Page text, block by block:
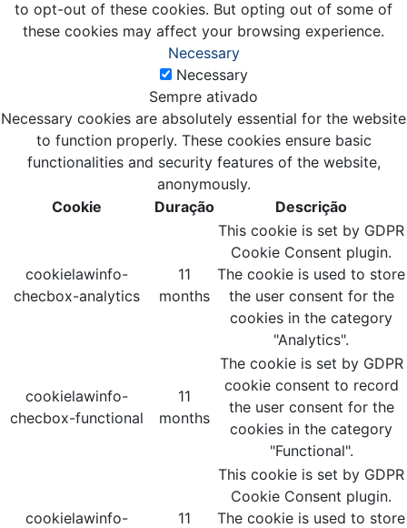
to opt-out of these cookies. But opting out of some of
these cookies may affect your browsing experience.
Necessary
Necessary
Sempre ativado
Necessary cookies are absolutely essential for the website
to function properly. These cookies ensure basic
functionalities and security features of the website,
anonymously.
Cookie
Duração Descrição
cookielawinfo-
checbox-analytics
11
months
This cookie is set by GDPR
Cookie Consent plugin.
The cookie is used to store
the user consent for the
cookies in the category
"Analytics".
cookielawinfo-
checbox-functional
11
months
The cookie is set by GDPR
cookie consent to record
the user consent for the
cookies in the category
"Functional".
cookielawinfo-
11
This cookie is set by GDPR
Cookie Consent plugin.
The cookie is used to store